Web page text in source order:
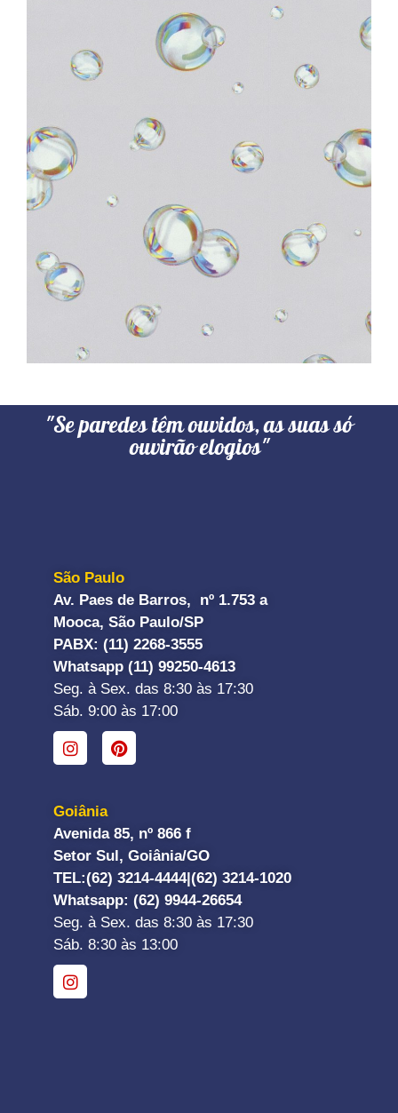
"Se paredes têm ouvidos, as suas só
ouvirão elogios"
São Paulo
Av. Paes de Barros, nº 1.753 a
Mooca, São Paulo/SP
PABX: (11) 2268-3555
Whatsapp (11) 99250-4613
Seg. à Sex. das 8:30 às 17:30
Sáb. 9:00 às 17:00
Goiânia
Avenida 85, nº 866 f
Setor Sul, Goiânia/GO
TEL:(62) 3214-4444|(62) 3214-1020
Whatsapp: (62) 9944-26654
Seg. à Sex. das 8:30 às 17:30
Sáb. 8:30 às 13:00